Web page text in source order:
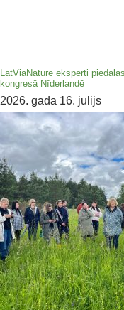
LatViaNature eksperti
kongresā Nīderlandē
2026. gada 16. jūlijs